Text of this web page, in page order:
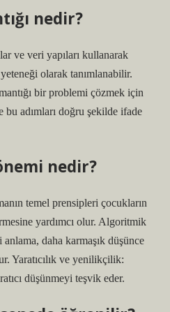
nedir?
ve veri yapıları kullanarak
olarak tanımlanabilir.
bir problemi çözmek için
bu adımları doğru şekilde ifade
nedir?
temel prensipleri çocukların
yardımcı olur. Algoritmik
anlama, daha karmaşık düşünce
Yaratıcılık ve yenilikçilik:
düşünmeyi teşvik eder.